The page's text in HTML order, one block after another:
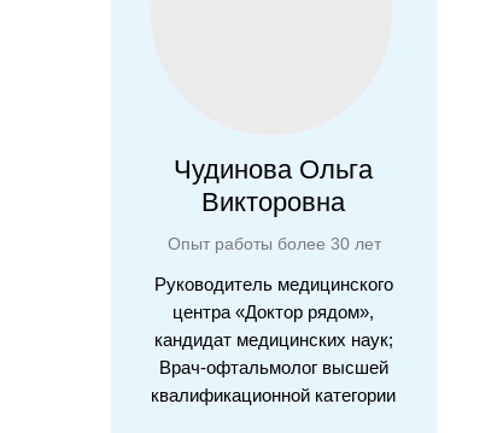
Опыт работы более 30 лет
Чудинова Ольга
Викторовна
Руководитель медицинского
центра «Доктор рядом»,
кандидат медицинских наук;
Врач-офтальмолог высшей
квалификационной категории